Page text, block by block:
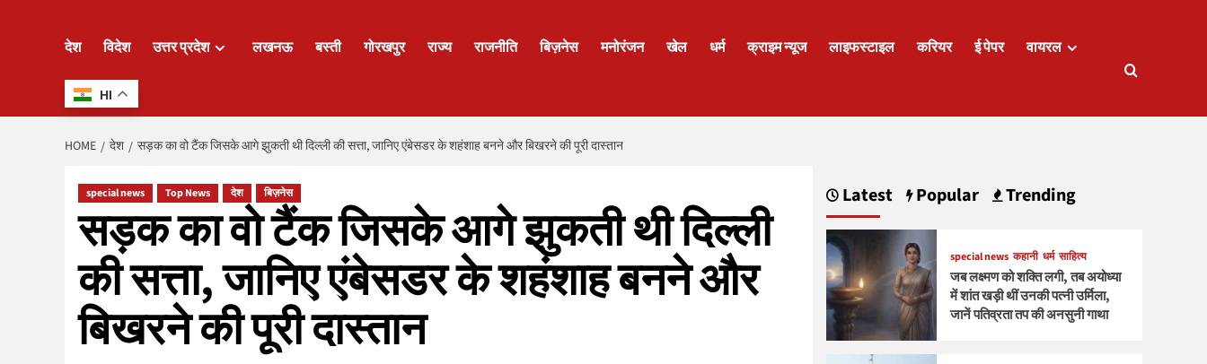
देश विदेश उत्तर प्रदेश लखनऊ बस्ती गोरखपुर राज्य राजनीति बिज़नेस मनोरंजन खेल धर्म क्राइम न्यूज लाइफस्टाइल करियर ई पेपर वायरल
HI
HOME देश सड़क का वो टैंक जिसके आगे झुकती थी दिल्ली की सत्ता, जानिए एंबेसडर के शहंशाह बनने और बिखरने की पूरी दास्तान
special news Top News देश बिज़नेस
सड़क का वो टैंक जिसके आगे झुकती थी दिल्ली
की सत्ता, जानिए एंबेसडर के शहंशाह बनने और
बिखरने की पूरी दास्तान
Latest Popular Trending
special news कहानी धर्म साहित्य
जब लक्ष्मण को शक्ति लगी, तब अयोध्या
में शांत खड़ी थीं उनकी पत्नी उर्मिला,
जानें पतिव्रता तप की अनसुनी गाथा